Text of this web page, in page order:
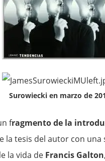
Surowiecki en marzo de
fragmento de la
la tesis del autor con una
la vida de Francis Galton